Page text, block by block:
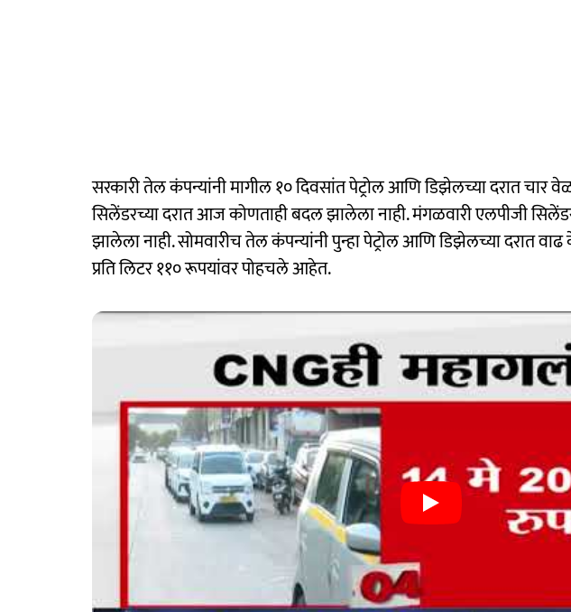
सरकारी तेल कंपन्यांनी मागील १० दिवसांत पेट्रोल आणि डिझेलच्या दरात चार
सिलेंडरच्या दरात आज कोणताही बदल झालेला नाही. मंगळवारी एलपीजी
झालेला नाही. सोमवारीच तेल कंपन्यांनी पुन्हा पेट्रोल आणि डिझेलच्या दरात वाढ
प्रति लिटर ११० रूपयांवर पोहचले आहेत.